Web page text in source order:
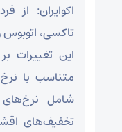
اکوایران: از
تاکسی، اتوبوس
این تغییرات
متناسب با
شامل نرخ‌های
تخفیف‌های